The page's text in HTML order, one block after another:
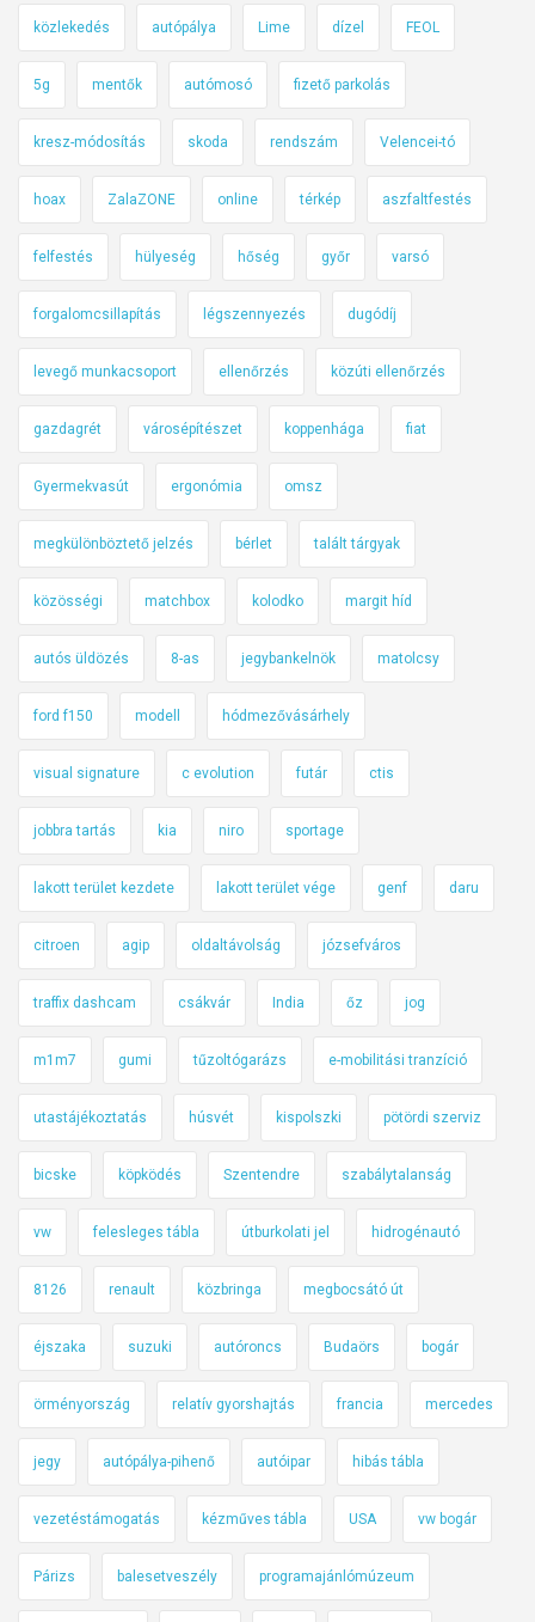
c
i
k
l
i
k
i
–
i
k
ö
z
l
e
e
d
b
i
z
t
o
n
s
á
s
s
f
o
g
l
közlekedés autópálya Lime dízel FEOL
5g mentők autómosó fizető parkolás
kresz-módosítás skoda rendszám Velencei-tó
hoax ZalaZONE online térkép aszfaltfestés
felfestés hülyeség hőség győr varsó
forgalomcsillapítás légszennyezés dugódíj
levegő munkacsoport ellenőrzés közúti ellenőrzés
gazdagrét városépítészet koppenhága fiat
Gyermekvasút ergonómia omsz
megkülönböztető jelzés bérlet talált tárgyak
közösségi matchbox kolodko margit híd
autós üldözés 8-as jegybankelnök matolcsy
ford f150 modell hódmezővásárhely
visual signature c evolution futár ctis
jobbra tartás kia niro sportage
lakott terület kezdete lakott terület vége genf daru
citroen agip oldaltávolság józsefváros
traffix dashcam csákvár India őz jog
m1m7 gumi tűzoltógarázs e-mobilitási tranzíció
utastájékoztatás húsvét kispolszki pötördi szerviz
bicske köpködés Szentendre szabálytalanság
vw felesleges tábla útburkolati jel hidrogénautó
8126 renault közbringa megbocsátó út
éjszaka suzuki autóroncs Budaörs bogár
örményország relatív gyorshajtás francia mercedes
jegy autópálya-pihenő autóipar hibás tábla
vezetéstámogatás kézműves tábla USA vw bogár
Párizs balesetveszély programajánlómúzeum